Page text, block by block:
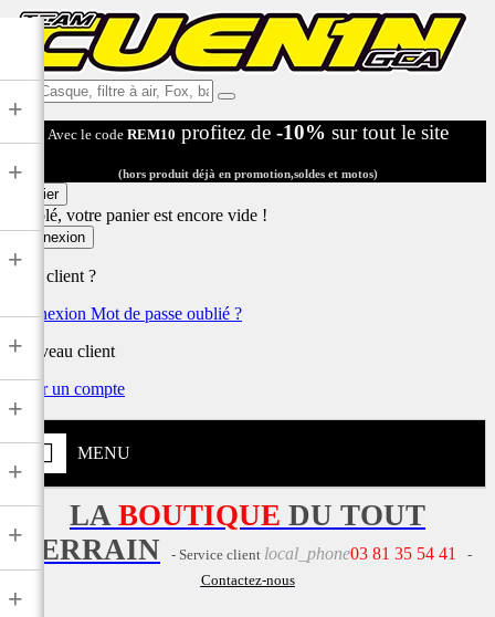
Ex:
Casque,
filtre
air,
Fox,
...
Avec le code REM10 profitez de -10% sur tout le site
(hors produit déjà en promotion,soldes et motos)
Panier
Désolé, votre panier est encore vide !
Connexion
Déjà client ?
Connexion Mot de passe oublié ?
Nouveau client
Créer un compte
MENU
+
+
+
+
+
+
+
+
LA BOUTIQUE DU TOUT
TERRAIN
- Service client local_phone03 81 35 54 41
-
Contactez-nous